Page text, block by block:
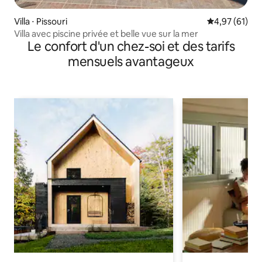
Villa ⋅ Pissouri Évaluation
4,97 (61)
Villa avec piscine privée et belle vue sur la mer
Le confort d'un chez-soi et des tarifs
mensuels avantageux